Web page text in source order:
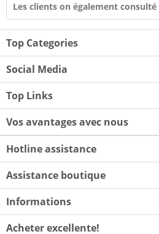
Les clients on également consulté
Top Categories
Social Media
Top Links
Vos avantages avec nous
Hotline assistance
Assistance boutique
Informations
Acheter excellente!